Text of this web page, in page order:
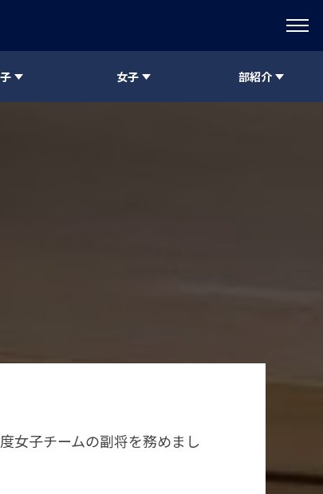
女子 部紹介
女子チームの副将を務めまし